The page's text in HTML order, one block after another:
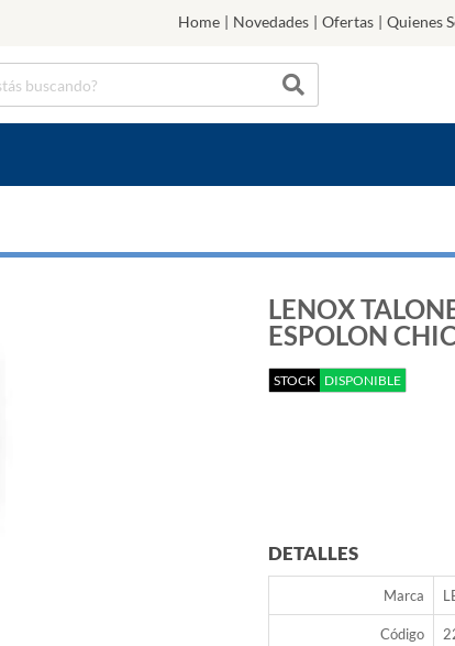
Home | Novedades | Ofertas | Quienes
LENOX
ESPOLON
STOCK DISPONIBLE
DETALLES
Marca
Código